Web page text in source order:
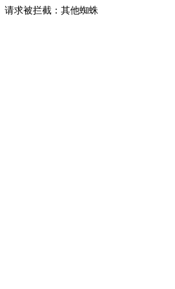
请求被拦截：其他蜘蛛